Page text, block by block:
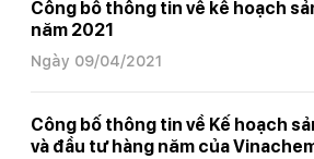
Công bố thông tin về kế hoạch
năm 2021
Ngày 09/04/2021
Công bố thông tin về Kế hoạch
và đầu tư hàng năm của